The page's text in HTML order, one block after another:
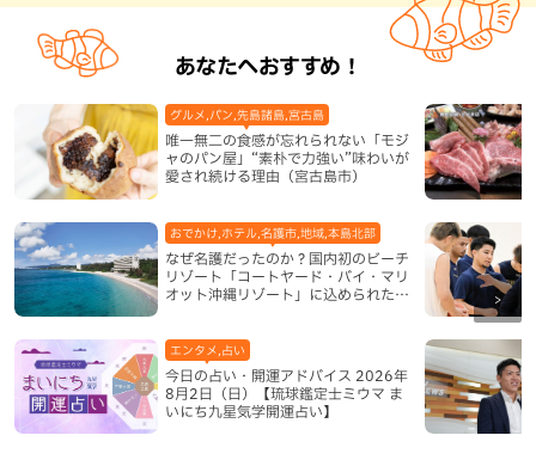
あなたへおすすめ！
唯一無二の食感が忘れられない「モジ
ャのパン屋」“素朴で力強い”味わいが
愛され続ける理由（宮古島市）
グルメ,パン,先島諸島,宮古島
なぜ名護だったのか？国内初のビーチ
リゾート「コートヤード・バイ・マリ
オット沖縄リゾート」に込められた想
おでかけ,ホテル,名護市,地域,本島北部
今日の占い・開運アドバイス 2026年
8月2日（日）【琉球鑑定士ミウマ ま
いにち九星気学開運占い】
エンタメ,占い